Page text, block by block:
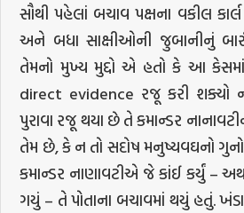
સૌથી પહેલાં બચાવ પક્ષના વકીલ
અને બધા સાક્ષીઓની જુબાનીનું
તેમનો મુખ્ય મુદ્દો એ હતો કે આ
direct evidence રજૂ કરી
પુરાવા રજૂ થયા છે તે કમાન્ડર
તેમ છે, કે ન તો સદોષ મનુષ્યવઘનો
કમાન્ડર નાણાવટીએ જે કાંઈ કર્યું –
ગયું – તે પોતાના બચાવમાં થયું હતું.